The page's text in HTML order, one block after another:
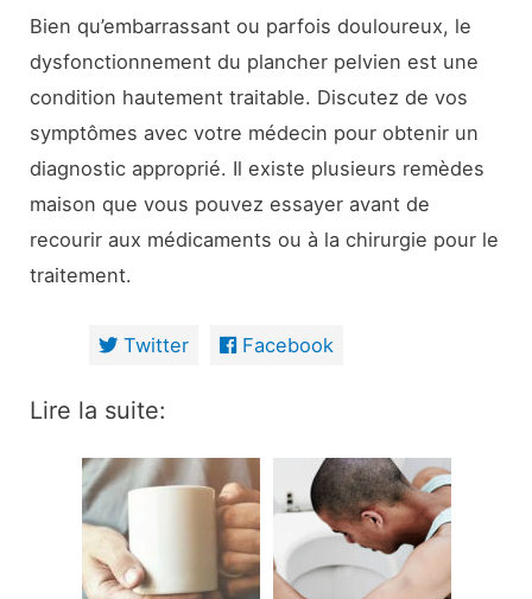
Bien qu’embarrassant ou parfois douloureux, le
dysfonctionnement du plancher pelvien est une
condition hautement traitable. Discutez de vos
symptômes avec votre médecin pour obtenir un
diagnostic approprié. Il existe plusieurs remèdes
maison que vous pouvez essayer avant de
recourir aux médicaments ou à la chirurgie pour le
traitement.
Twitter Facebook
Lire la suite: